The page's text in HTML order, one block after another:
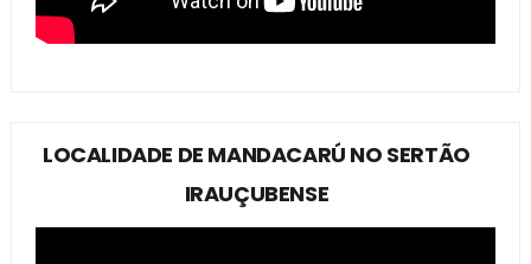
LOCALIDADE DE MANDACARÚ NO SERTÃO
IRAUÇUBENSE